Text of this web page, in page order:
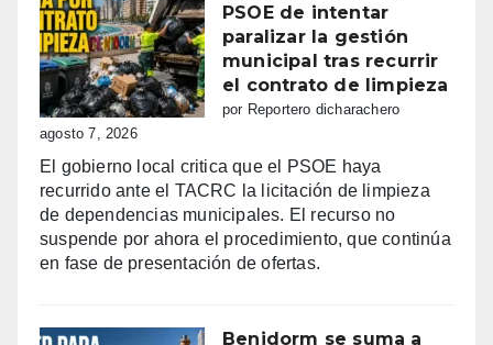
PSOE de intentar
paralizar la gestión
municipal tras recurrir
el contrato de limpieza
por Reportero dicharachero
agosto 7, 2026
El gobierno local critica que el PSOE haya
recurrido ante el TACRC la licitación de limpieza
de dependencias municipales. El recurso no
suspende por ahora el procedimiento, que continúa
en fase de presentación de ofertas.
Benidorm se suma a